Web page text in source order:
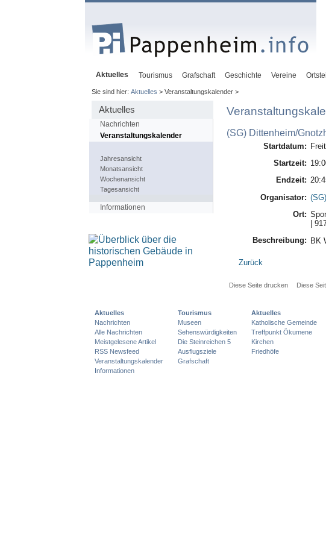
Aktuelles Tourismus Grafschaft Geschichte Vereine
Sie sind hier: Aktuelles > Veranstaltungskalender >
Aktuelles
Nachrichten
Veranstaltungskalender
Jahresansicht
Monatsansicht
Wochenansicht
Tagesansicht
Informationen
(SG) Dittenheim/
Startdatum:
Startzeit:
Endzeit:
Organisator:
Ort:
|
Beschreibung: BK
Zurück
Diese Seite drucken Diese
Aktuelles
Nachrichten
Alle Nachrichten
Meistgelesene Artikel
RSS Newsfeed
Veranstaltungskalender
Informationen
Tourismus
Museen
Sehenswürdigkeiten
Die Steinreichen 5
Ausflugsziele
Grafschaft
Aktuelles
Katholische Gemeinde
Treffpunkt Ökumene
Kirchen
Friedhöfe